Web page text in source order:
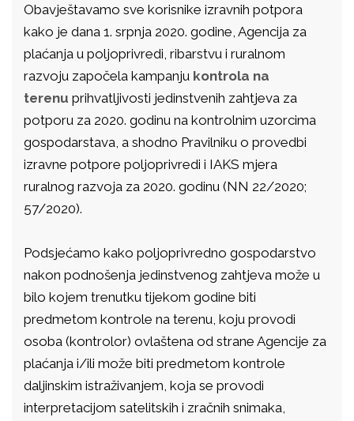
Obavještavamo sve korisnike izravnih potpora
kako je dana 1. srpnja 2020. godine, Agencija za
plaćanja u poljoprivredi, ribarstvu i ruralnom
razvoju započela kampanju kontrola na
terenu prihvatljivosti jedinstvenih zahtjeva za
potporu za 2020. godinu na kontrolnim uzorcima
gospodarstava, a shodno Pravilniku o provedbi
izravne potpore poljoprivredi i IAKS mjera
ruralnog razvoja za 2020. godinu (NN 22/2020;
57/2020).
Podsjećamo kako poljoprivredno gospodarstvo
nakon podnošenja jedinstvenog zahtjeva može u
bilo kojem trenutku tijekom godine biti
predmetom kontrole na terenu, koju provodi
osoba (kontrolor) ovlaštena od strane Agencije za
plaćanja i/ili može biti predmetom kontrole
daljinskim istraživanjem, koja se provodi
interpretacijom satelitskih i zračnih snimaka,